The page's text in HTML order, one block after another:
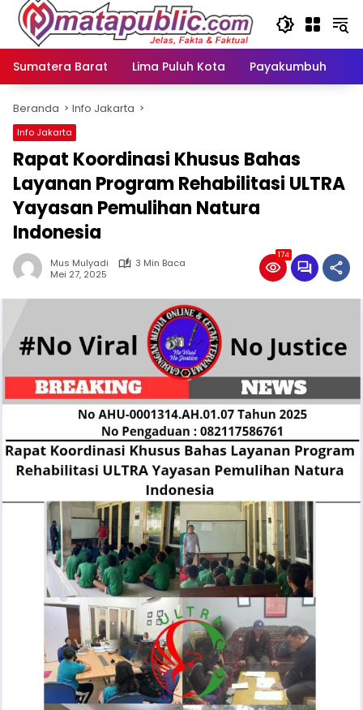
Langsung
konten
Sumatera Barat
Lima Puluh Kota Payakumbuh
Beranda Info Jakarta
Info Jakarta
Rapat Koordinasi Khusus Bahas
Layanan Program Rehabilitasi ULTRA
Yayasan Pemulihan Natura
Indonesia
Mus Mulyadi
3 Min Baca
Mei 27, 2025
174